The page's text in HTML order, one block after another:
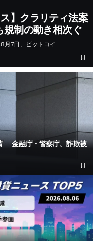
】クラリティ法案
制の動き相次ぐ
月7日、ビットコイ…
──金融庁・警察庁、詐欺被